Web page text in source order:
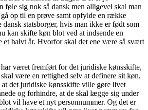
føle sig nok så dansk men alligevel skal man
op til en prøve samt opfylde en række
statsborger, hvis man ikke er født som
kan skifte køn blot ved at indsende en
et halvt år. Hvorfor skal det ene være så svært
været fremført for det juridiske kønsskifte,
være en rettighed selv at definere sit køn,
det juridiske kønsskifte ville gøre livet
og forhindre, at de skal lægge sig under
vil have et nyt personnummer. Og det er